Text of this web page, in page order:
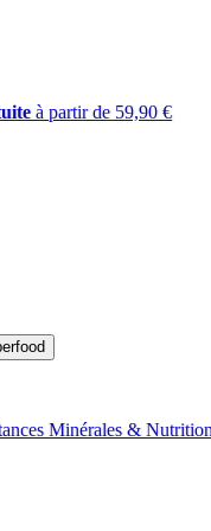
à partir de 59,90 €
Minérales &